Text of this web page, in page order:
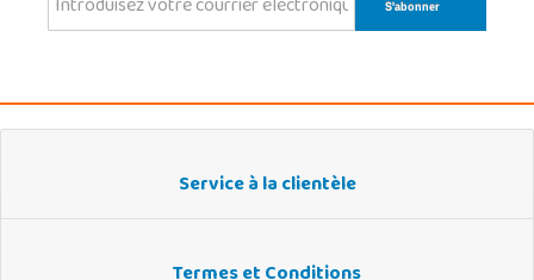
Service à la clientèle